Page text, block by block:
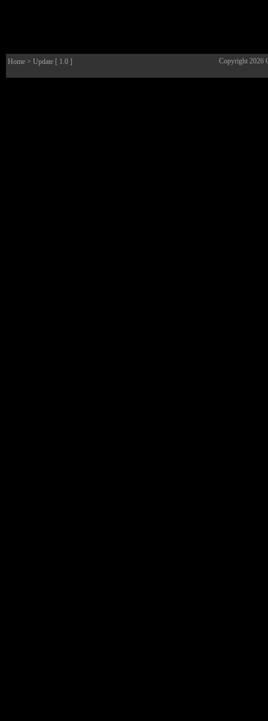
Home > Update [ 1.0 ] Copyright 2026